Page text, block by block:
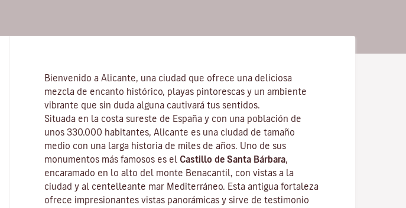
Bienvenido a Alicante, una ciudad que ofrece una deliciosa
mezcla de encanto histórico, playas pintorescas y un ambiente
vibrante que sin duda alguna cautivará tus sentidos.
Situada en la costa sureste de España y con una población de
unos 330.000 habitantes, Alicante es una ciudad de tamaño
medio con una larga historia de miles de años. Uno de sus
monumentos más famosos es el Castillo de Santa Bárbara
encaramado en lo alto del monte Benacantil, con vistas a la
ciudad y al centelleante mar Mediterráneo. Esta antigua fortaleza
ofrece impresionantes vistas panorámicas y sirve de testimonio